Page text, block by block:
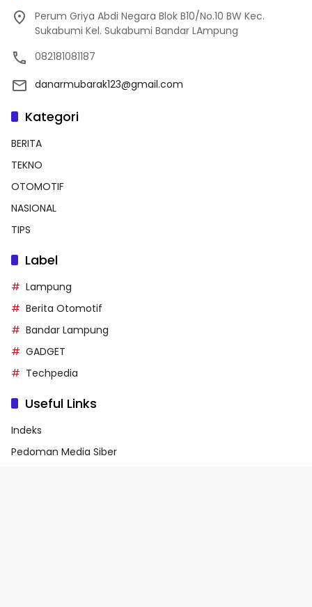
Perum Griya Abdi Negara Blok B10/No.10 BW Kec.
Sukabumi Kel. Sukabumi Bandar LAmpung
082181081187
danarmubarak123@gmail.com
Kategori
BERITA
TEKNO
OTOMOTIF
NASIONAL
TIPS
Label
Lampung
Berita Otomotif
Bandar Lampung
GADGET
Techpedia
Useful Links
Indeks
Pedoman Media Siber